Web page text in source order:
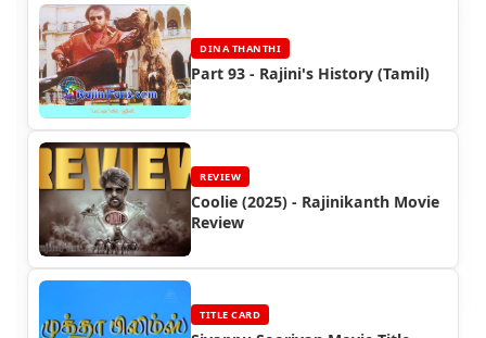
DINA THANTHI
Part 93 - Rajini's History (Tamil)
REVIEW
Coolie (2025) - Rajinikanth Movie
Review
TITLE CARD